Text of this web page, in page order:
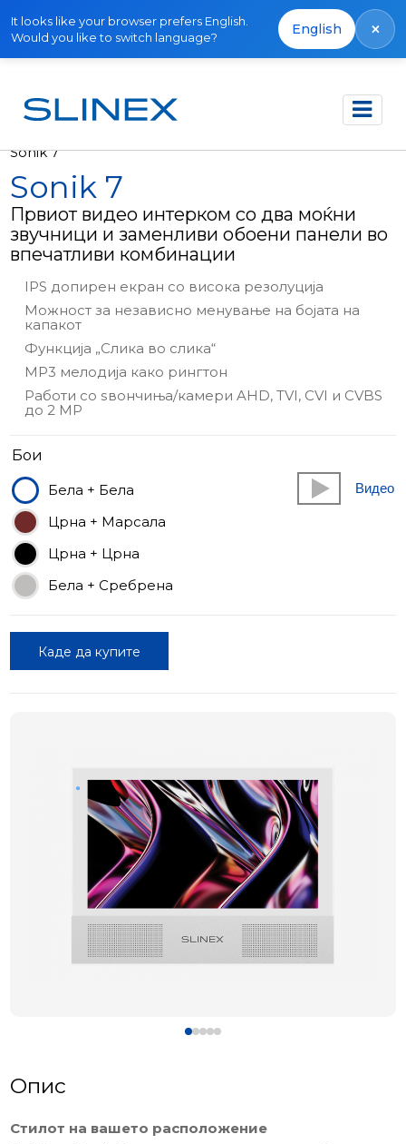
It looks like your browser prefers English.
Would you like to switch language?
English ×
Почетна Производи
Sonik 7
Sonik 7
Првиот видео интерком со два моќни
звучници и заменливи обоени панели во
впечатливи комбинации
IPS допирен екран со висока резолуција
Можност за независно менување на бојата на
капакот
Функција „Слика во слика“
MP3 мелодија како рингтон
Работи со ѕвончиња/камери AHD, TVI, CVI и CVBS
до 2 MP
Бои
Бела + Бела
Црна + Марсала
Црна + Црна
Бела + Сребрена
Видео
Каде да купите
Опис
Стилот на вашето расположение